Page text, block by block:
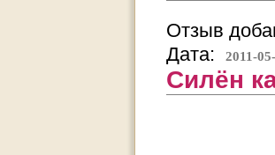
Отзыв
Дата:
2011-
Силён